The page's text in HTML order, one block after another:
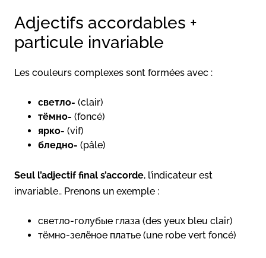
Adjectifs accordables +
particule invariable
Les couleurs complexes sont formées avec :
светло- (clair)
тёмно- (foncé)
ярко- (vif)
бледно- (pâle)
Seul l’adjectif final s’accorde, l’indicateur est
invariable.. Prenons un exemple :
светло-голубые глаза (des yeux bleu clair)
тёмно-зелёное платье (une robe vert foncé)